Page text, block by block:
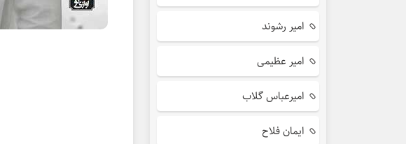
امیر رشوند
امیر عظیمی
امیرعباس گلاب
ایمان فلاح